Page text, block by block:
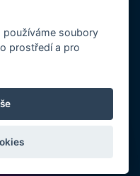
Společnost je
soudu v Brně, oddíl C,
pro ochranu osobních
soubory
prostředí a pro